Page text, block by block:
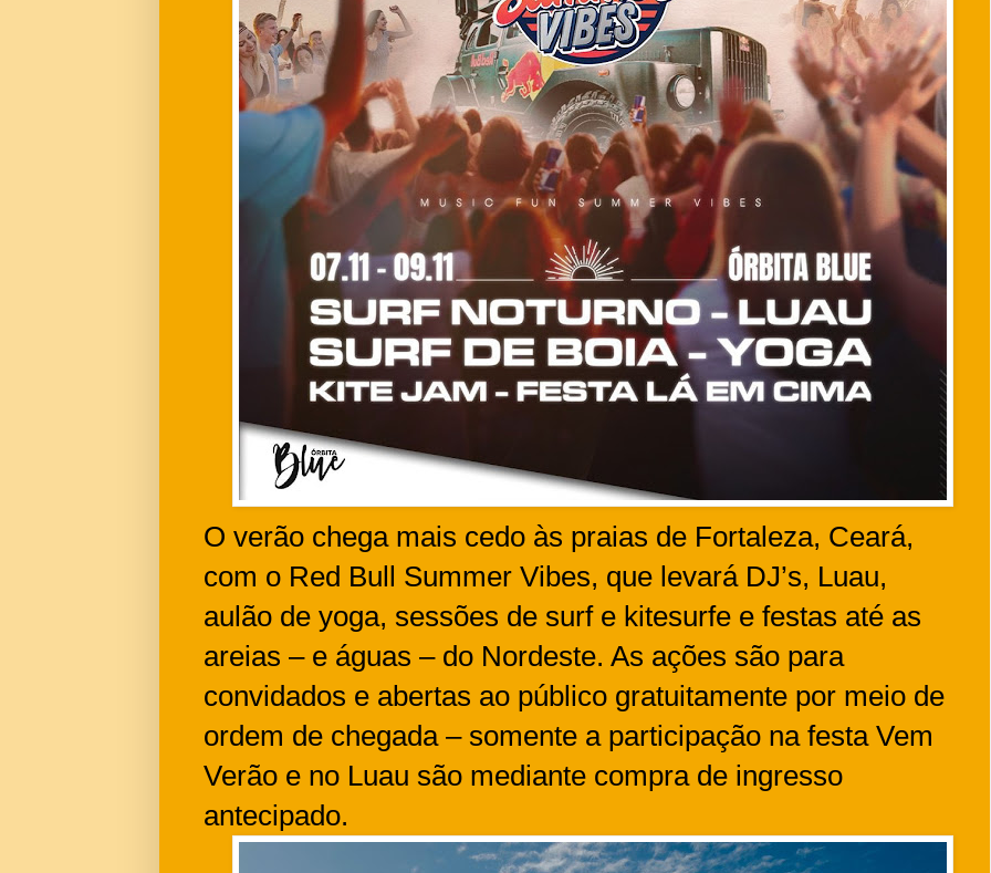
O verão chega mais cedo às praias de Fortaleza, Ceará,
com o Red Bull Summer Vibes, que levará DJ’s, Luau,
aulão de yoga, sessões de surf e kitesurfe e festas até as
areias – e águas – do Nordeste. As ações são para
convidados e abertas ao público gratuitamente por meio de
ordem de chegada – somente a participação na festa Vem
Verão e no Luau são mediante compra de ingresso
antecipado.